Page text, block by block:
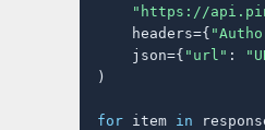
"https://
    headers={
    json={
"url" :
)
for item in